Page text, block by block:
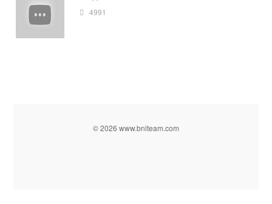
4991
© 2026 www.bniteam.com